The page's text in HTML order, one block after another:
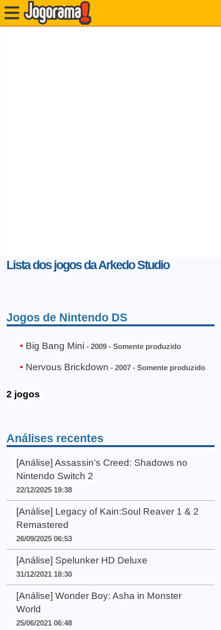
Lista dos jogos da Arkedo Studio
Jogos de Nintendo DS
Big Bang Mini - 2009 - Somente produzido
Nervous Brickdown - 2007 - Somente produzido
2 jogos
Análises recentes
[Análise] Assassin’s Creed: Shadows no
Nintendo Switch 2
22/12/2025 19:38
[Análise] Legacy of Kain:Soul Reaver 1 & 2
Remastered
26/09/2025 06:53
[Análise] Spelunker HD Deluxe
31/12/2021 18:30
[Análise] Wonder Boy: Asha in Monster
World
25/06/2021 06:48